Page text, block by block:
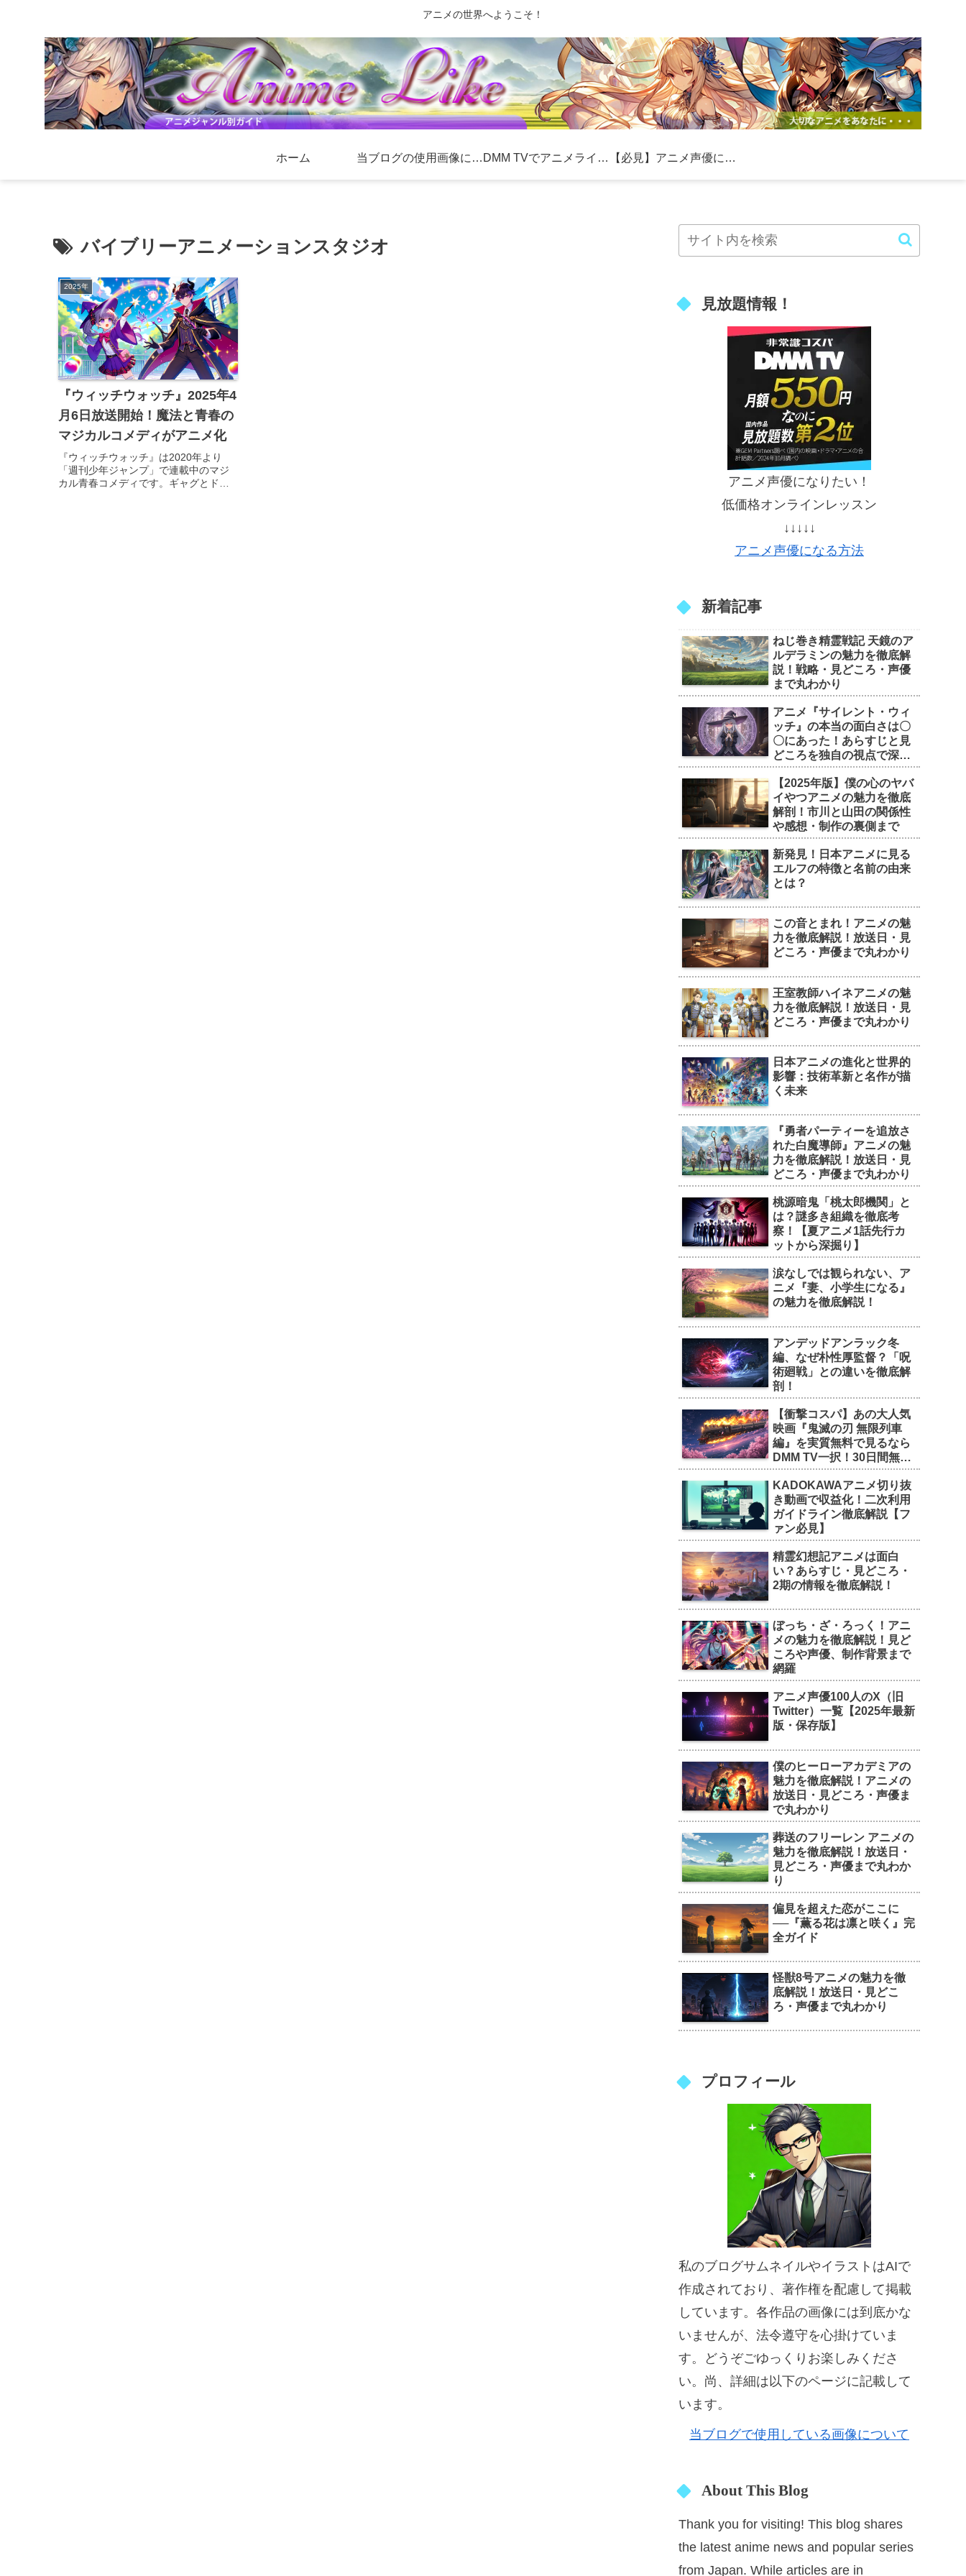
アニメの世界へようこそ！
ホーム 当ブログの使用画像について DMM TVでアニメライフを充実！おすすめ作品とお得な利用方法 【必見】アニメ声優になる方法！初心者向けの具体的なステップと成功のコツ
バイブリーアニメーションスタジオ
2025年
『ウィッチウォッチ』2025年4
月6日放送開始！魔法と青春の
マジカルコメディがアニメ化
『ウィッチウォッチ』は2020年より
「週刊少年ジャンプ」で連載中のマジ
カル青春コメディです。ギャグとドラ
見放題情報！
アニメ声優になりたい！
低価格オンラインレッスン
↓↓↓↓↓
アニメ声優になる方法
新着記事
ねじ巻き精霊戦記 天鏡のア
ルデラミンの魅力を徹底解
説！戦略・見どころ・声優
まで丸わかり
アニメ『サイレント・ウィ
ッチ』の本当の面白さは〇
〇にあった！あらすじと見
どころを独自の視点で深掘
り
【2025年版】僕の心のヤバ
イやつアニメの魅力を徹底
解剖！市川と山田の関係性
や感想・制作の裏側まで
新発見！日本アニメに見る
エルフの特徴と名前の由来
とは？
この音とまれ！アニメの魅
力を徹底解説！放送日・見
どころ・声優まで丸わかり
王室教師ハイネアニメの魅
力を徹底解説！放送日・見
どころ・声優まで丸わかり
日本アニメの進化と世界的
影響：技術革新と名作が描
く未来
『勇者パーティーを追放さ
れた白魔導師』アニメの魅
力を徹底解説！放送日・見
どころ・声優まで丸わかり
桃源暗鬼「桃太郎機関」と
は？謎多き組織を徹底考
察！【夏アニメ1話先行カ
ットから深掘り】
涙なしでは観られない、ア
ニメ『妻、小学生になる』
の魅力を徹底解説！
アンデッドアンラック冬
編、なぜ朴性厚監督？「呪
術廻戦」との違いを徹底解
剖！
【衝撃コスパ】あの大人気
映画『鬼滅の刃 無限列車
編』を実質無料で見るなら
DMM TV一択！30日間無料
トライアルの魅力を徹底解
剖！
KADOKAWAアニメ切り抜
き動画で収益化！二次利用
ガイドライン徹底解説【フ
ァン必見】
精霊幻想記アニメは面白
い？あらすじ・見どころ・
2期の情報を徹底解説！
ぼっち・ざ・ろっく！アニ
メの魅力を徹底解説！見ど
ころや声優、制作背景まで
網羅
アニメ声優100人のX（旧
Twitter）一覧【2025年最新
版・保存版】
僕のヒーローアカデミアの
魅力を徹底解説！アニメの
放送日・見どころ・声優ま
で丸わかり
葬送のフリーレン アニメの
魅力を徹底解説！放送日・
見どころ・声優まで丸わか
り
偏見を超えた恋がここに
──『薫る花は凛と咲く』完
全ガイド
怪獣8号アニメの魅力を徹
底解説！放送日・見どこ
ろ・声優まで丸わかり
プロフィール
私のブログサムネイルやイラストはAIで
作成されており、著作権を配慮して掲載
しています。各作品の画像には到底かな
いませんが、法令遵守を心掛けていま
す。どうぞごゆっくりお楽しみくださ
い。尚、詳細は以下のページに記載して
います。
当ブログで使用している画像について
About This Blog
Thank you for visiting! This blog shares
the latest anime news and popular series
from Japan. While articles are in